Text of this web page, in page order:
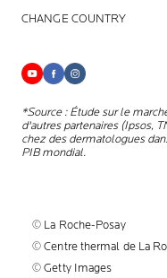
CHANGE COUNTRY
*Source : Étude sur le
d'autres partenaires (Ipsos,
chez des dermatologues
PIB mondial.
© La Roche-Posay
© Centre thermal de La
© Getty Images